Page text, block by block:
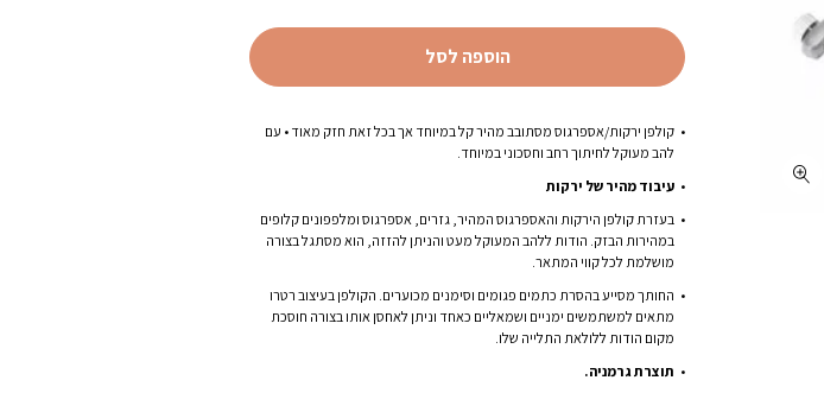
קולפן ירקות/אספרגוס מסתובב מהירקל במיוחד אך בכל זאת חזק מאוד • עם
להב מעוקל לחיתוך רחב וחסכוני במיוחד.
עיבוד מהיר של ירקות
בעזרת קולפן הירקות והאספרגוס המהיר, גזרים, אספרגוס ומלפפונים קלופים
במהירות הבזק. הודות ללהב המעוקל מעט והניתן להזזה, הוא מסתגל בצורה
מושלמת לכל קווי המתאר.
החותך מסייע בהסרת כתמים פגומים וסימנים מכוערים. הקולפן בעיצוב רטרו
מתאים למשתמשים ימניים ושמאליים כאחד וניתן לאחסן אותו בצורה חוסכת
מקום הודות ללולאת התלייה שלו.
תוצרת גרמניה.
הוספה לסל